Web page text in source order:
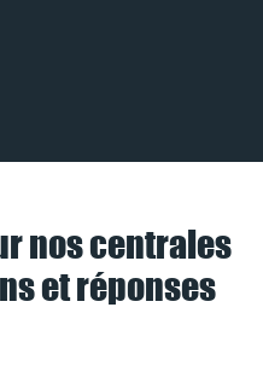
nos centrales
et réponses